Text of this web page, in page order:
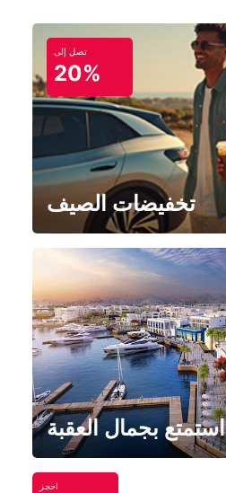
تصل إلى
20%
تخفيضات الصيف
استمتع بجمال العقبة
احجز